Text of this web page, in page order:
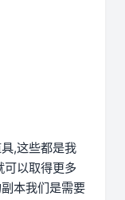
,这些都是我
可以取得更多
本我们是需要